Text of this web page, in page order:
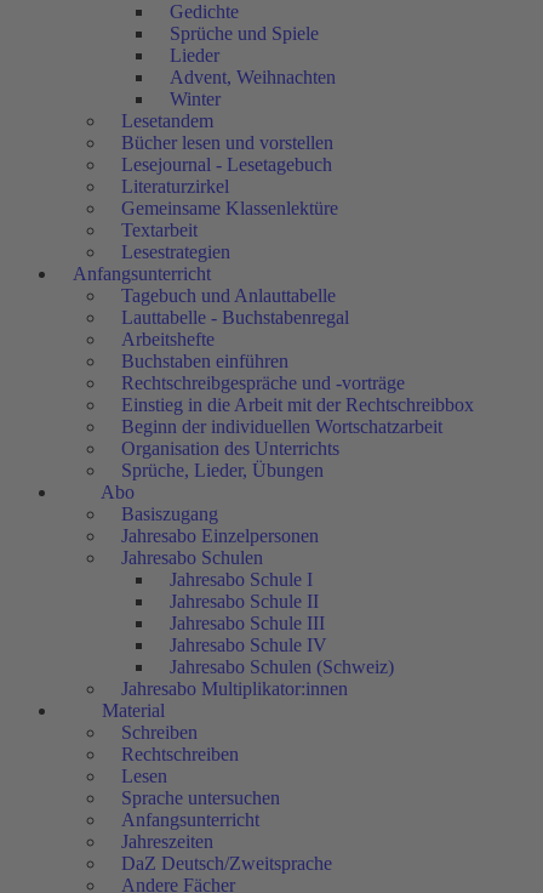
Gedichte
Sprüche und Spiele
Lieder
Advent, Weihnachten
Winter
Lesetandem
Bücher lesen und vorstellen
Lesejournal - Lesetagebuch
Literaturzirkel
Gemeinsame Klassenlektüre
Textarbeit
Lesestrategien
Anfangsunterricht
Tagebuch und Anlauttabelle
Lauttabelle - Buchstabenregal
Arbeitshefte
Buchstaben einführen
Rechtschreibgespräche und -vorträge
Einstieg in die Arbeit mit der Rechtschreibbox
Beginn der individuellen Wortschatzarbeit
Organisation des Unterrichts
Sprüche, Lieder, Übungen
Abo
Basiszugang
Jahresabo Einzelpersonen
Jahresabo Schulen
Jahresabo Schule I
Jahresabo Schule II
Jahresabo Schule III
Jahresabo Schule IV
Jahresabo Schulen (Schweiz)
Jahresabo Multiplikator:innen
Material
Schreiben
Rechtschreiben
Lesen
Sprache untersuchen
Anfangsunterricht
Jahreszeiten
DaZ Deutsch/Zweitsprache
Andere Fächer